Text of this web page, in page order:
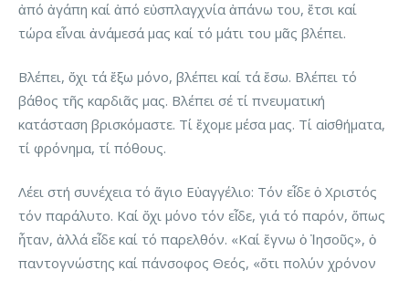
ἀπό ἀγάπη καί ἀπό εὐσπλαγχνία ἀπάνω του, ἔτσι καί
τώρα εἶναι ἀνάμεσά μας καί τό μάτι του μᾶς βλέπει.
Βλέπει, ὄχι τά ἔξω μόνο, βλέπει καί τά ἔσω. Βλέπει τό
βάθος τῆς καρδιᾶς μας. Βλέπει σέ τί πνευματική
κατάσταση βρισκόμαστε. Τί ἔχομε μέσα μας. Τί αἰσθήματα,
τί φρόνημα, τί πόθους.
Λέει στή συνέχεια τό ἅγιο Εὐαγγέλιο: Τόν εἶδε ὁ Χριστός
τόν παράλυτο. Καί ὄχι μόνο τόν εἶδε, γιά τό παρόν, ὅπως
ἦταν, ἀλλά εἶδε καί τό παρελθόν. «Καί ἔγνω ὁ Ἰησοῦς», ὁ
παντογνώστης καί πάνσοφος Θεός, «ὅτι πολύν χρόνον